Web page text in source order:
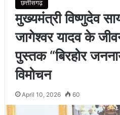
छत्तीसगढ़
मुख्यमंत्री विष्णुदेव
जागेश्वर यादव के
पुस्तक “बिरहोर
विमोचन
April 10, 2026 60